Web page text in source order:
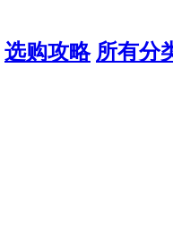
选购攻略 所有分